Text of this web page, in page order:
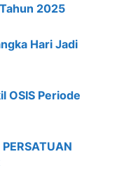
2025
Hari Jadi
OSIS Periode